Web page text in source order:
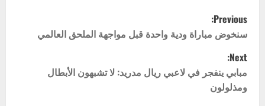
P
o
s
t
Previous:
سنخوض مباراة ودية واحدة قبل مواجهة الملحق العالمي
Next:
مبابي ينفجر في لاعبي ريال مدريد: لا تشبهون الأبطال
ومذلولون